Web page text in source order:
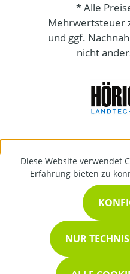
* Alle
Mehrwertsteuer
und ggf.
nicht
Diese Website verwendet
Erfahrung bieten zu
NUR